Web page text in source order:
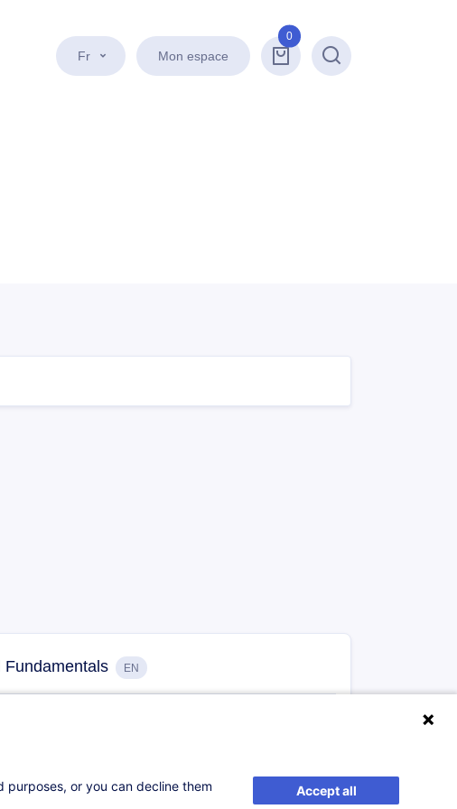
Fr Mon espace
0
Recherche
Fundamentals EN
or you can decline them
Accept all